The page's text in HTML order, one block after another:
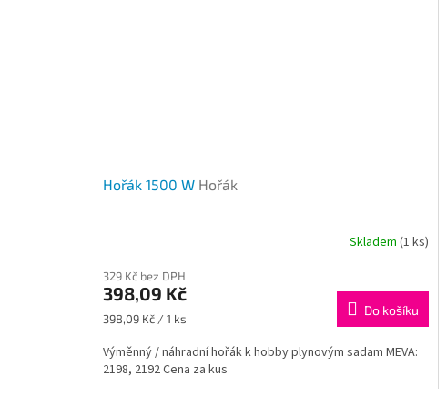
Hořák 1500 W Hořák
Skladem(1 ks)
329 Kč bez DPH
398,09 Kč
Měrná
398,09 Kč / 1 ks
Do košíku
Výměnný / náhradní hořák k hobby plynovým sadam MEVA:
2198, 2192 Cena za kus